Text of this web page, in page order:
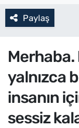
Paylaş
Merhaba.
yalnızca
insanın
sessiz